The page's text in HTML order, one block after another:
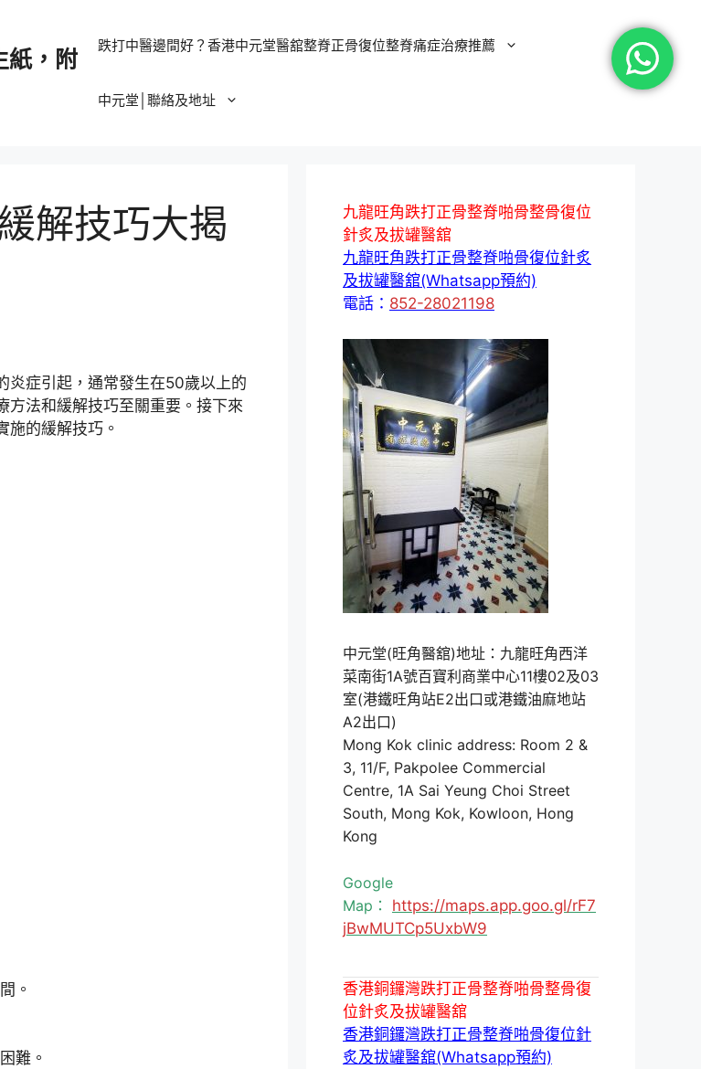
紙，附
跌打中醫邊間好？香港中元堂醫舘整脊正骨復位整脊痛症治療推薦
中元堂│聯絡及地址
解技巧大揭
炎症引起，通常發生在50歲以上的
方法和緩解技巧至關重要。接下來
施的緩解技巧。
。
難。
九龍旺角跌打正骨整脊啪骨整骨復位
針炙及拔罐醫舘
九龍旺角跌打正骨整脊啪骨復位針炙
及拔罐醫舘(Whatsapp預約)
電話： 852-28021198
中元堂(旺角醫舘)地址：九龍旺角西洋
菜南街1A號百寶利商業中心11樓02及03
室(港鐵旺角站E2出口或港鐵油麻地站
A2出口)
Mong Kok clinic address: Room 2 &
3, 11/F, Pakpolee Commercial
Centre, 1A Sai Yeung Choi Street
South, Mong Kok, Kowloon, Hong
Kong
Google
Map： https://maps.app.goo.gl/rF7
jBwMUTCp5UxbW9
香港銅鑼灣跌打正骨整脊啪骨整骨復
位針炙及拔罐醫舘
香港銅鑼灣跌打正骨整脊啪骨復位針
炙及拔罐醫舘(Whatsapp預約)